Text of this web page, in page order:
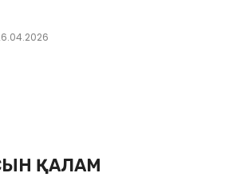
ҚАЛАМ